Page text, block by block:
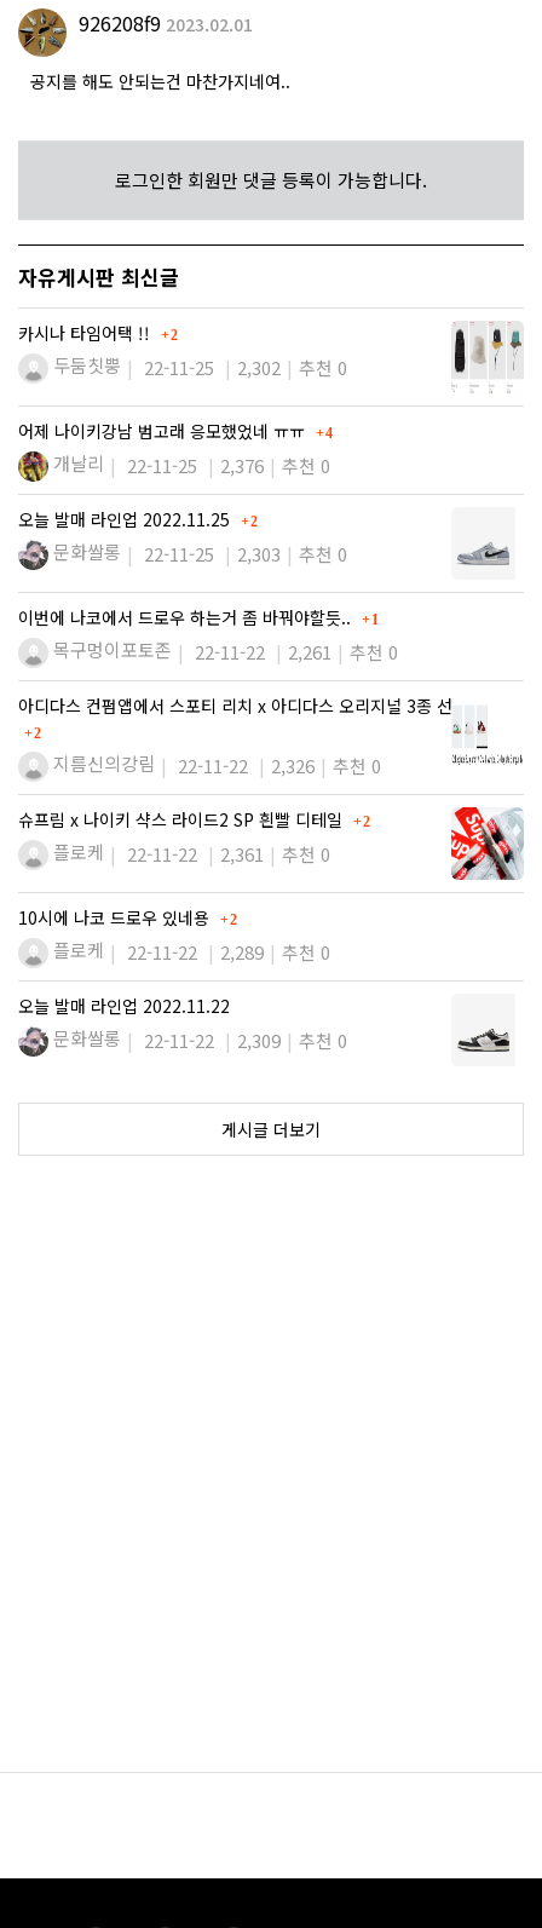
926208f9 2023.02.01
공지를 해도 안되는건 마찬가지네여..
로그인한 회원만 댓글 등록이 가능합니다.
자유게시판 최신글
카시나 타임어택 !! 댓글
2
두둠칫뿡 22-11-25 2,302 추천 0
어제 나이키강남 범고래 응모했었네 ㅠㅠ 댓글
4
개날리 22-11-25 2,376 추천 0
오늘 발매 라인업 2022.11.25 댓글
2
문화쌀롱 22-11-25 2,303 추천 0
이번에 나코에서 드로우 하는거 좀 바꿔야할듯.. 댓글
1
목구멍이포토존 22-11-22 2,261 추천 0
아디다스 컨펌앱에서 스포티 리치 x 아디다스 오리지널 3종 선착 …
댓글
2
지름신의강림 22-11-22 2,326 추천 0
슈프림 x 나이키 샥스 라이드2 SP 흰빨 디테일 댓글
2
플로케 22-11-22 2,361 추천 0
10시에 나코 드로우 있네용 댓글
2
플로케 22-11-22 2,289 추천 0
오늘 발매 라인업 2022.11.22
문화쌀롱 22-11-22 2,309 추천 0
게시글 더보기